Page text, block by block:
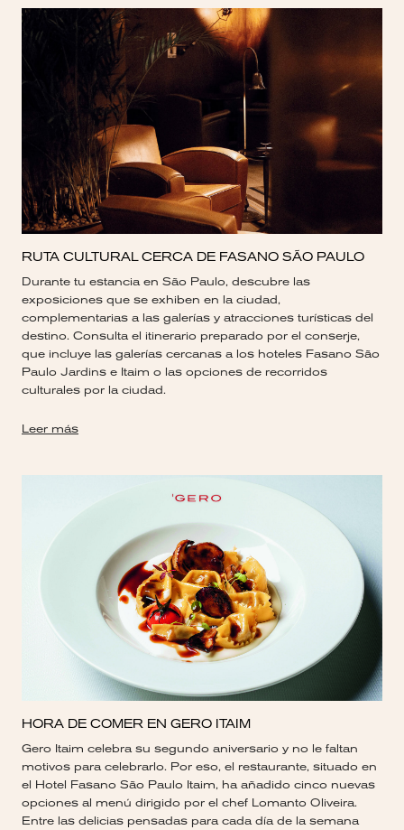
RUTA CULTURAL CERCA DE FASANO SÃO PAULO
Durante tu estancia en São Paulo, descubre las
exposiciones que se exhiben en la ciudad,
complementarias a las galerías y atracciones turísticas del
destino. Consulta el itinerario preparado por el conserje,
que incluye las galerías cercanas a los hoteles Fasano São
Paulo Jardins e Itaim o las opciones de recorridos
culturales por la ciudad.
Leer más
HORA DE COMER EN GERO ITAIM
Gero Itaim celebra su segundo aniversario y no le faltan
motivos para celebrarlo. Por eso, el restaurante, situado en
el Hotel Fasano São Paulo Itaim, ha añadido cinco nuevas
opciones al menú dirigido por el chef Lomanto Oliveira.
Entre las delicias pensadas para cada día de la semana